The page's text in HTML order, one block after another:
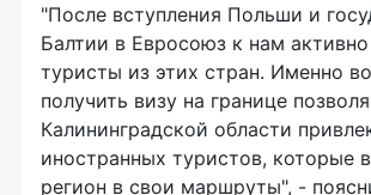
"После вступления Польши и
Балтии в Евросоюз к нам
туристы из этих стран. Именно
получить визу на границе
Калининградской области
иностранных туристов, которые
регион в свои маршруты", -